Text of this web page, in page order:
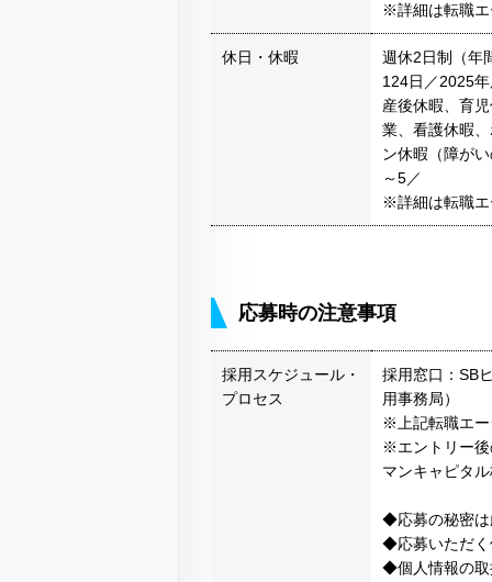
※詳細は転職エ
休日・休暇
週休2日制（年
124日／2025
産後休暇、育
業、看護休暇
ン休暇（障が
～5／
※詳細は転職エ
応募時の注意事項
採用スケジュール・
プロセス
採用窓口：SB
用事務局）
※上記転職エー
※エントリー後
マンキャピタ
◆応募の秘密は
◆応募いただく
◆個人情報の取